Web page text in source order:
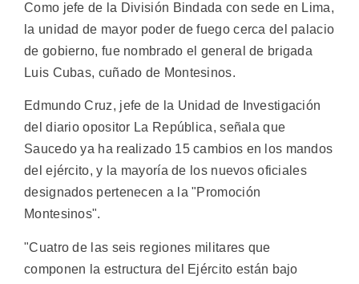
Como jefe de la División Bindada con sede en Lima,
la unidad de mayor poder de fuego cerca del palacio
de gobierno, fue nombrado el general de brigada
Luis Cubas, cuñado de Montesinos.
Edmundo Cruz, jefe de la Unidad de Investigación
del diario opositor La República, señala que
Saucedo ya ha realizado 15 cambios en los mandos
del ejército, y la mayoría de los nuevos oficiales
designados pertenecen a la "Promoción
Montesinos".
"Cuatro de las seis regiones militares que
componen la estructura del Ejército están bajo